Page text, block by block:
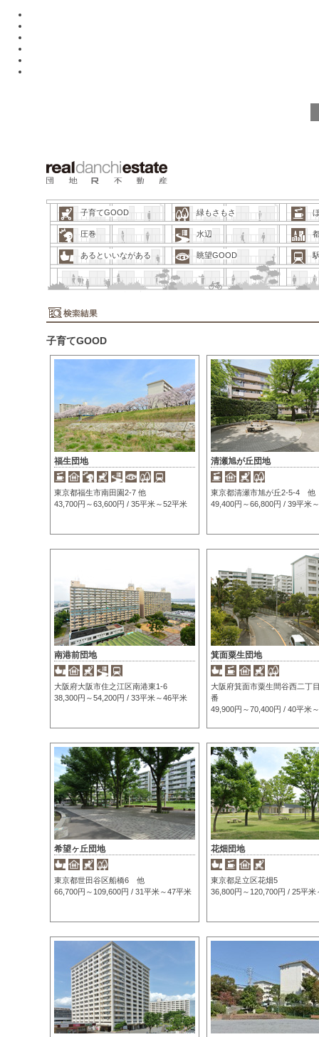
子育てGOOD 緑もさもさ
圧巻 水辺
あるといいながある 眺望GOOD
子育てGOOD
福生団地
東京都福生市南田園2-7 他
43,700円～63,600円 / 35平米～52平米
清瀬旭が丘団地
東京都清瀬市旭が丘2-5-4 他
49,400円～66,800円 / 39平米
南港前団地
大阪府大阪市住之江区南港東1-6
38,300円～54,200円 / 33平米～46平米
箕面粟生団地
大阪府箕面市粟生間谷西二丁
番
49,900円～70,400円 / 40平米
希望ヶ丘団地
東京都世田谷区船橋6 他
66,700円～109,600円 / 31平米～47平米
花畑団地
東京都足立区花畑5
36,800円～120,700円 / 25平米